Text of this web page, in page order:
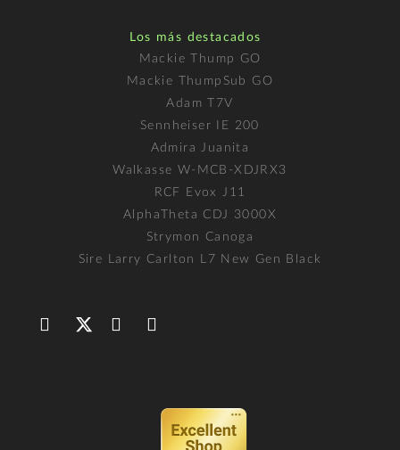
Los más destacados
Mackie Thump GO
Mackie ThumpSub GO
Adam T7V
Sennheiser IE 200
Admira Juanita
Walkasse W-MCB-XDJRX3
RCF Evox J11
AlphaTheta CDJ 3000X
Strymon Canoga
Sire Larry Carlton L7 New Gen Black